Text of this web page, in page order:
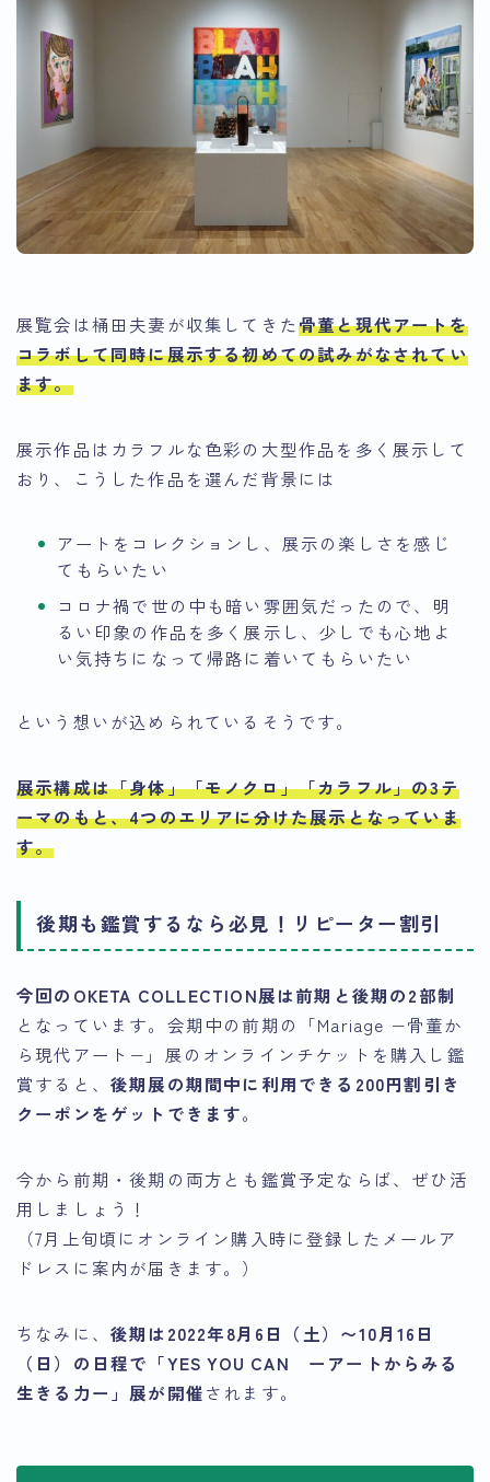
展覧会は桶田夫妻が収集してきた骨董と現代アートを
コラボして同時に展示する初めての試みがなされてい
ます。
展示作品はカラフルな色彩の大型作品を多く展示して
おり、こうした作品を選んだ背景には
アートをコレクションし、展示の楽しさを感じ
てもらいたい
コロナ禍で世の中も暗い雰囲気だったので、明
るい印象の作品を多く展示し、少しでも心地よ
い気持ちになって帰路に着いてもらいたい
という想いが込められているそうです。
展示構成は「身体」「モノクロ」「カラフル」の3テ
ーマのもと、4つのエリアに分けた展示となっていま
す。
後期も鑑賞するなら必見！リピーター割引
今回のOKETA COLLECTION展は前期と後期の2部制
となっています。会期中の前期の「Mariage −骨董か
ら現代アート−」展のオンラインチケットを購入し鑑
賞すると、 後期展の期間中に利用できる200円割引き
クーポンをゲットできます。
今から前期・後期の両方とも鑑賞予定ならば、ぜひ活
用しましょう！
（7月上旬頃にオンライン購入時に登録したメールア
ドレスに案内が届きます。）
ちなみに、 後期は2022年8月6日（土）〜10月16日
（日）の日程で「YES YOU CAN ーアートからみる
生きる力ー」展が開催されます。